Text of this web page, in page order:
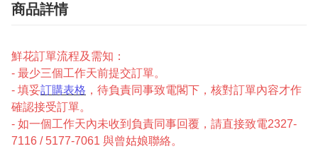
商品詳情
鮮花訂單流程及需知：
- 最少三個工作天前提交訂單。
- 填妥訂購表格 ，待負責同事致電閣下，核對訂單內容才作
確認接受訂單。
- 如一個工作天內未收到負責同事回覆，請直接致電2327-
7116 / 5177-7061 與曾姑娘聯絡。